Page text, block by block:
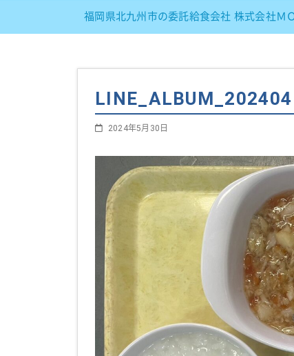
福岡県北九州市の委託給食会社 株式会社Ｍ
2024年5月30日